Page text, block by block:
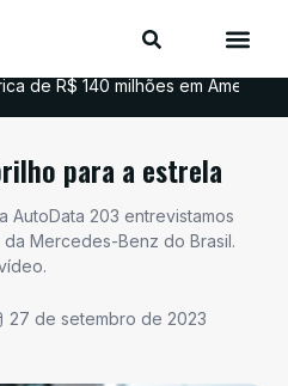
de R$ 140 milhões em
para a estrela
AutoData 203 entrevistamos
Mercedes-Benz do Brasil.
27 de setembro de 2023